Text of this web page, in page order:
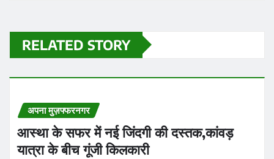
RELATED STORY
अपना मुज़फ्फरनगर
आस्था के सफर में नई जिंदगी की दस्तक,कांवड़
यात्रा के बीच गूंजी किलकारी